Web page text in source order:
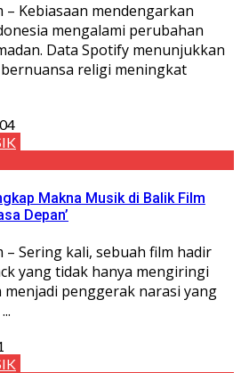
– Kebiasaan mendengarkan
mengalami perubahan
Data Spotify menunjukkan
religi meningkat
Makna Musik di Balik Film
Depan’
– Sering kali, sebuah film hadir
yang tidak hanya mengiringi
penggerak narasi yang